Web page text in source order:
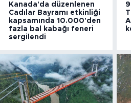
Kanada'da düzenlenen
Cadılar Bayramı etkinliği
kapsamında 10.000'den
fazla bal kabağı feneri
sergilendi